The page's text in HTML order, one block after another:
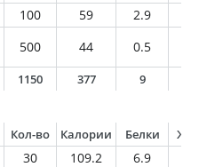
100 59 2.9
500 44 0.5
1150 377 9
Кол-во Калории Белки
30 109.2 6.9